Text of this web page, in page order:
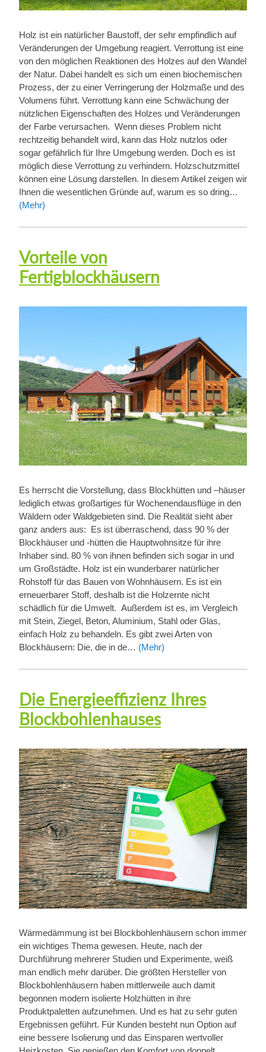
Holz ist ein natürlicher Baustoff, der sehr empfindlich auf
Veränderungen der Umgebung reagiert. Verrottung ist eine
von den möglichen Reaktionen des Holzes auf den Wandel
der Natur. Dabei handelt es sich um einen biochemischen
Prozess, der zu einer Verringerung der Holzmaße und des
Volumens führt. Verrottung kann eine Schwächung der
nützlichen Eigenschaften des Holzes und Veränderungen
der Farbe verursachen. Wenn dieses Problem nicht
rechtzeitig behandelt wird, kann das Holz nutzlos oder
sogar gefährlich für Ihre Umgebung werden. Doch es ist
möglich diese Verrottung zu verhindern. Holzschutzmittel
können eine Lösung darstellen. In diesem Artikel zeigen wir
Ihnen die wesentlichen Gründe auf, warum es so dring…
(Mehr)
Vorteile von
Fertigblockhäusern
Es herrscht die Vorstellung, dass Blockhütten und –häuser
lediglich etwas großartiges für Wochenendausflüge in den
Wäldern oder Waldgebieten sind. Die Realität sieht aber
ganz anders aus: Es ist überraschend, dass 90 % der
Blockhäuser und -hütten die Hauptwohnsitze für ihre
Inhaber sind. 80 % von ihnen befinden sich sogar in und
um Großstädte. Holz ist ein wunderbarer natürlicher
Rohstoff für das Bauen von Wohnhäusern. Es ist ein
erneuerbarer Stoff, deshalb ist die Holzernte nicht
schädlich für die Umwelt. Außerdem ist es, im Vergleich
mit Stein, Ziegel, Beton, Aluminium, Stahl oder Glas,
einfach Holz zu behandeln. Es gibt zwei Arten von
Blockhäusern: Die, die in de… (Mehr)
Die Energieeffizienz Ihres
Blockbohlenhauses
Wärmedämmung ist bei Blockbohlenhäusern schon immer
ein wichtiges Thema gewesen. Heute, nach der
Durchführung mehrerer Studien und Experimente, weiß
man endlich mehr darüber. Die größten Hersteller von
Blockbohlenhäusern haben mittlerweile auch damit
begonnen modern isolierte Holzhütten in ihre
Produktpaletten aufzunehmen. Und es hat zu sehr guten
Ergebnissen geführt. Für Kunden besteht nun Option auf
eine bessere Isolierung und das Einsparen wertvoller